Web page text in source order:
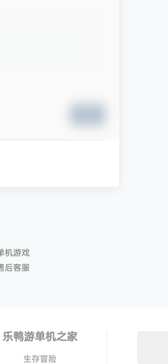
机游戏
后客服
乐鸭游单机之家
生存冒险